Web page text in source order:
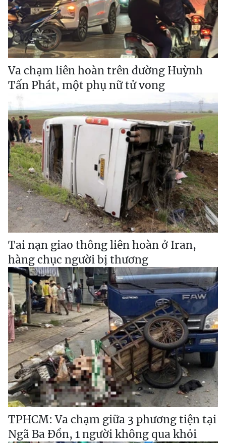
Va chạm liên hoàn trên đường Huỳnh
Tấn Phát, một phụ nữ tử vong
Tai nạn giao thông liên hoàn ở Iran,
hàng chục người bị thương
TPHCM: Va chạm giữa 3 phương tiện tại
Ngã Ba Đồn, 1 người không qua khỏi